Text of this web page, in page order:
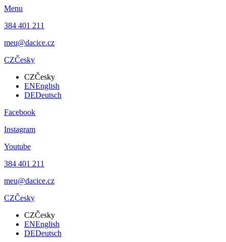
Menu
384 401 211
meu@dacice.cz
CZČesky
CZČesky
ENEnglish
DEDeutsch
Facebook
Instagram
Youtube
384 401 211
meu@dacice.cz
CZČesky
CZČesky
ENEnglish
DEDeutsch